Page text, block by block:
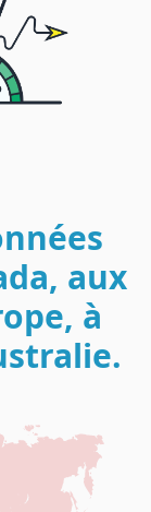
aux
à